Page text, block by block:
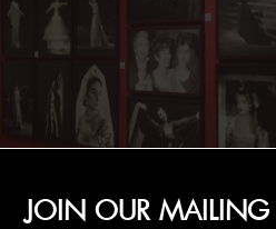
JOIN OUR MAILING